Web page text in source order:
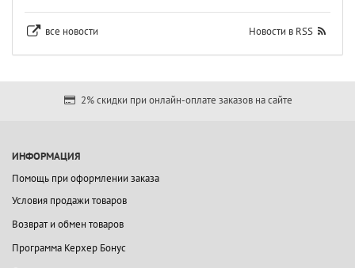
все новости Новости в RSS
2% скидки при онлайн-оплате заказов на сайте
ИНФОРМАЦИЯ
Помощь при оформлении заказа
Условия продажи товаров
Возврат и обмен товаров
Программа Керхер Бонус